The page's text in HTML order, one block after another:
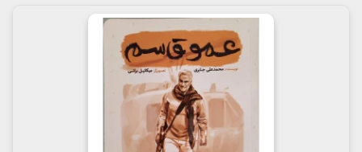
خوانند زندگی نمی کنم.» دوستش گفت: «شما از کجا می
دانی که در آن خانه ها نماز نمی خوانند؟ چرا اینقدر
بدبین هستی؟»
محسن گفت: «بدبین نیستم. از همه ی صاحب خانه ها
پرسیدم که در آن خانه نماز می خواندند یا نه؟ حالا
فهمیدی چرا هیچ کدام از خانه ها را قبول نکردم؟!»
خانه ای که رنگ و روی آفتاب را ندیده باشد، نمناک می
شود. کم کم بو می گیرد و دیگر برای سکونت مناسب